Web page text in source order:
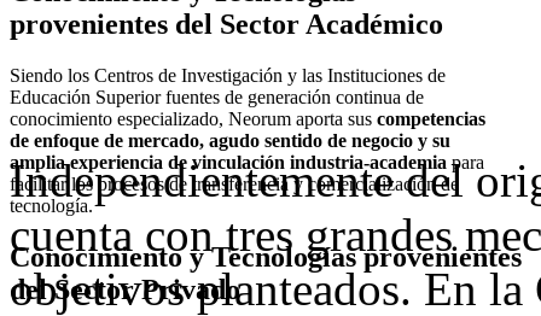
provenientes del Sector Académico
Siendo los Centros de Investigación y las Instituciones de
Educación Superior fuentes de generación continua de
conocimiento especializado, Neorum aporta sus competencias
de enfoque de mercado, agudo sentido de negocio y su
amplia experiencia de vinculación industria-academia para
facilitar los procesos de transferencia y comercialización de
tecnología.
Conocimiento y Tecnologías provenientes
del Sector Privado
Independientemente del
cuenta con tres grandes
objetivos planteados. En